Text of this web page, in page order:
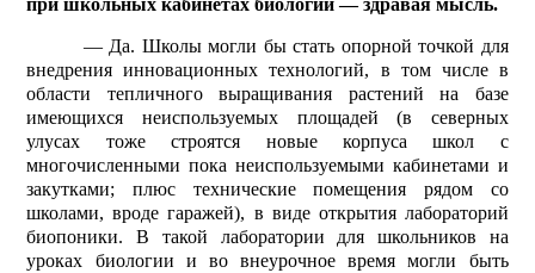
при школьных кабинетах биологии — здравая мысль.
— Да. Школы могли бы стать опорной точкой для
внедрения инновационных технологий, в том числе в
области тепличного выращивания растений на базе
имеющихся неиспользуемых площадей (в северных
улусах тоже строятся новые корпуса школ с
многочисленными пока неис­пользуемыми кабинетами и
закутками; плюс технические помещения рядом со
школами, вроде гаражей), в виде открытия лабораторий
биопоники. В такой лаборатории для школьников на
уроках биологии и во внеурочное время могли быть